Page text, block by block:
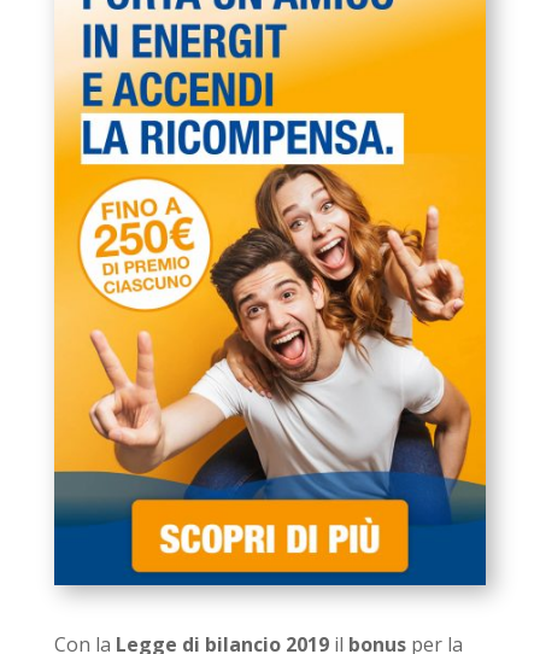
Con la Legge di bilancio 2019il bonusper la